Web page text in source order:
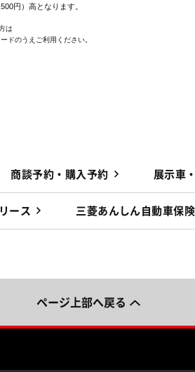
円）高となります。
は
ドのうえご利用ください。
商談予約・購入予約 展示車
ース 三菱あんしん自動車保
ページ上部へ戻る